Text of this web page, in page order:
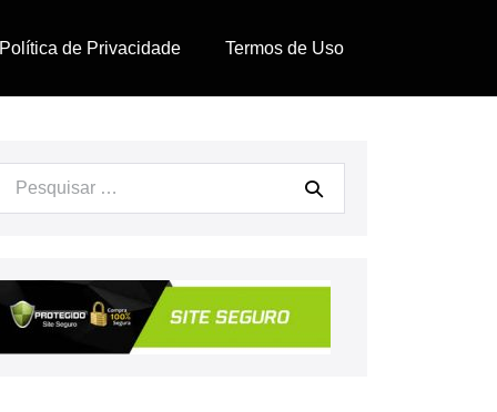
Política de Privacidade Termos de Uso
Procurar: